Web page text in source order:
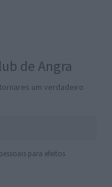
de Angra
um verdadeiro
para efeitos